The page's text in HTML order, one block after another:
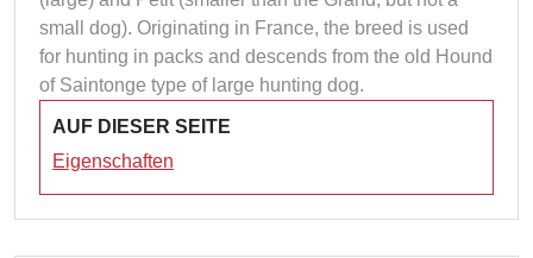
small dog). Originating in France, the breed is used
for hunting in packs and descends from the old Hound
of Saintonge type of large hunting dog.
AUF DIESER SEITE
Eigenschaften